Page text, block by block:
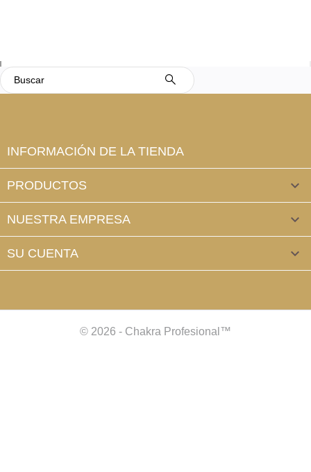
INFORMACIÓN DE LA TIENDA
PRODUCTOS 
NUESTRA EMPRESA 
SU CUENTA 
© 2026 - Chakra Profesional™